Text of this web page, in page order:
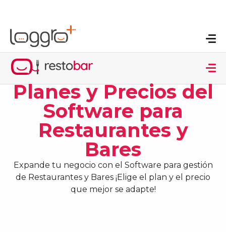
Planes y Precios del
Software para
Restaurantes y
Bares
Expande tu negocio con el Software para gestión
de Restaurantes y Bares ¡Elige el plan y el precio
que mejor se adapte!